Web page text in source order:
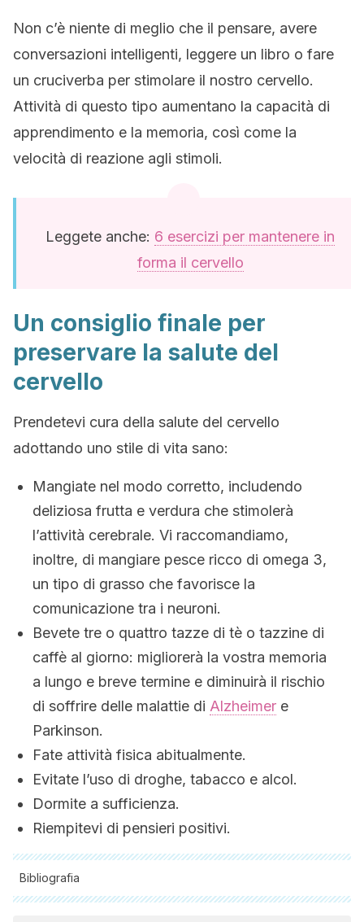
Non c’è niente di meglio che il pensare, avere
conversazioni intelligenti, leggere un libro o fare
un cruciverba per stimolare il nostro cervello.
Attività di questo tipo aumentano la capacità di
apprendimento e la memoria, così come la
velocità di reazione agli stimoli.
Leggete anche: 6 esercizi per mantenere in
forma il cervello
Un consiglio finale per
preservare la salute del
cervello
Prendetevi cura della salute del cervello
adottando uno stile di vita sano:
Mangiate nel modo corretto, includendo
deliziosa frutta e verdura che stimolerà
l’attività cerebrale. Vi raccomandiamo,
inoltre, di mangiare pesce ricco di omega 3,
un tipo di grasso che favorisce la
comunicazione tra i neuroni.
Bevete tre o quattro tazze di tè o tazzine di
caffè al giorno: migliorerà la vostra memoria
a lungo e breve termine e diminuirà il rischio
di soffrire delle malattie di Alzheimer e
Parkinson.
Fate attività fisica abitualmente.
Evitate l’uso di droghe, tabacco e alcol.
Dormite a sufficienza.
Riempitevi di pensieri positivi.
Bibliografia
Tutte le fonti citate sono state esaminate a fondo dal nostro